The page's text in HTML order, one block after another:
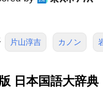
片山淳吉 カノン
日本国語大辞典